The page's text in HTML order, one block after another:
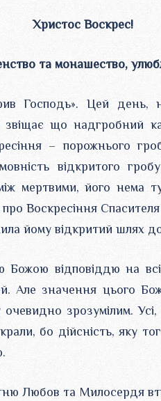
Христос Воскрес!
та монашество,
Господь». Цей день,
що надгробний
– порожнього
відкритого
мертвими, його нема
Воскресіння
йому відкритий шлях
відповіддю на
Але значення цього
зрозумілим.
бо дійсність, яку
Любов та Милосердя